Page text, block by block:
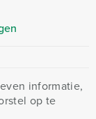
informatie,
op te